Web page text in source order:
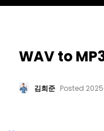
WAV to
김희준 Posted